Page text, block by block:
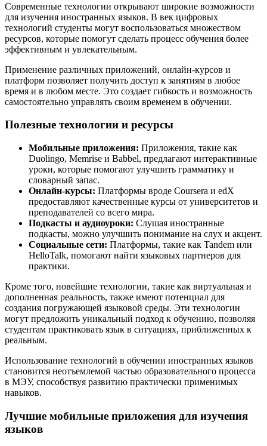
Современные технологии открывают широкие возможности
для изучения иностранных языков. В век цифровых
технологий студенты могут воспользоваться множеством
ресурсов, которые помогут сделать процесс обучения более
эффективным и увлекательным.
Применение различных приложений, онлайн-курсов и
платформ позволяет получить доступ к занятиям в любое
время и в любом месте. Это создает гибкость и возможность
самостоятельно управлять своим временем в обучении.
Полезные технологии и ресурсы
Мобильные приложения: Приложения, такие как
Duolingo, Memrise и Babbel, предлагают интерактивные
уроки, которые помогают улучшить грамматику и
словарный запас.
Онлайн-курсы: Платформы вроде Coursera и edX
предоставляют качественные курсы от университетов и
преподавателей со всего мира.
Подкасты и аудиоуроки: Слушая иностранные
подкасты, можно улучшить понимание на слух и акцент.
Социальные сети: Платформы, такие как Tandem или
HelloTalk, помогают найти языковых партнеров для
практики.
Кроме того, новейшие технологии, такие как виртуальная и
дополненная реальность, также имеют потенциал для
создания погружающей языковой среды. Эти технологии
могут предложить уникальный подход к обучению, позволяя
студентам практиковать язык в ситуациях, приближенных к
реальным.
Использование технологий в обучении иностранных языков
становится неотъемлемой частью образовательного процесса
в МЭУ, способствуя развитию практически применимых
навыков.
Лучшие мобильные приложения для изучения
языков